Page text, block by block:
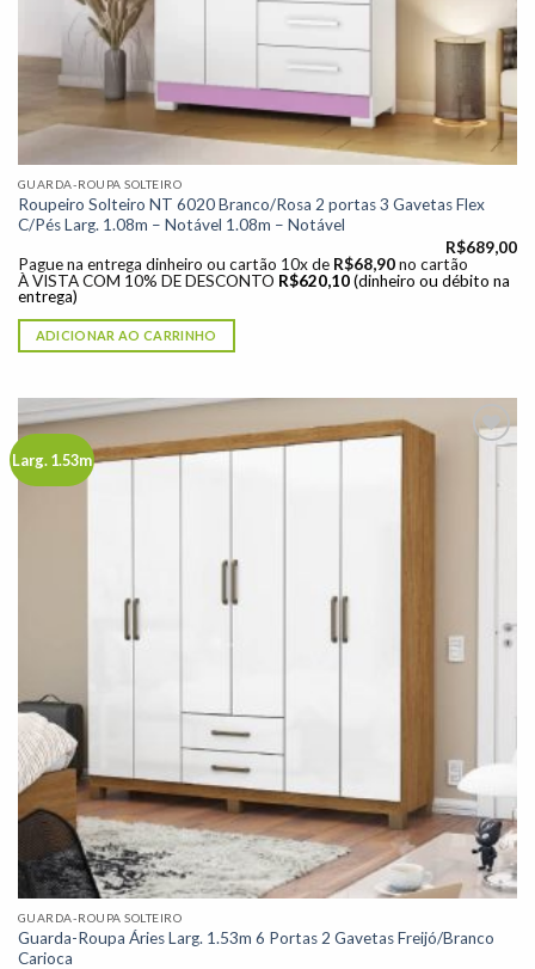
GUARDA-ROUPA SOLTEIRO
Roupeiro Solteiro NT 6020 Branco/Rosa 2 portas 3 Gavetas Flex
C/Pés Larg. 1.08m – Notável 1.08m – Notável
R$689,00
Pague na entrega dinheiro ou cartão 10x de R$68,90 no cartão
À VISTA COM 10% DE DESCONTO R$620,10 (dinheiro ou débito na
entrega)
ADICIONAR AO CARRINHO
Larg. 1.53m
GUARDA-ROUPA SOLTEIRO
Guarda-Roupa Áries Larg. 1.53m 6 Portas 2 Gavetas Freijó/Branco
Carioca